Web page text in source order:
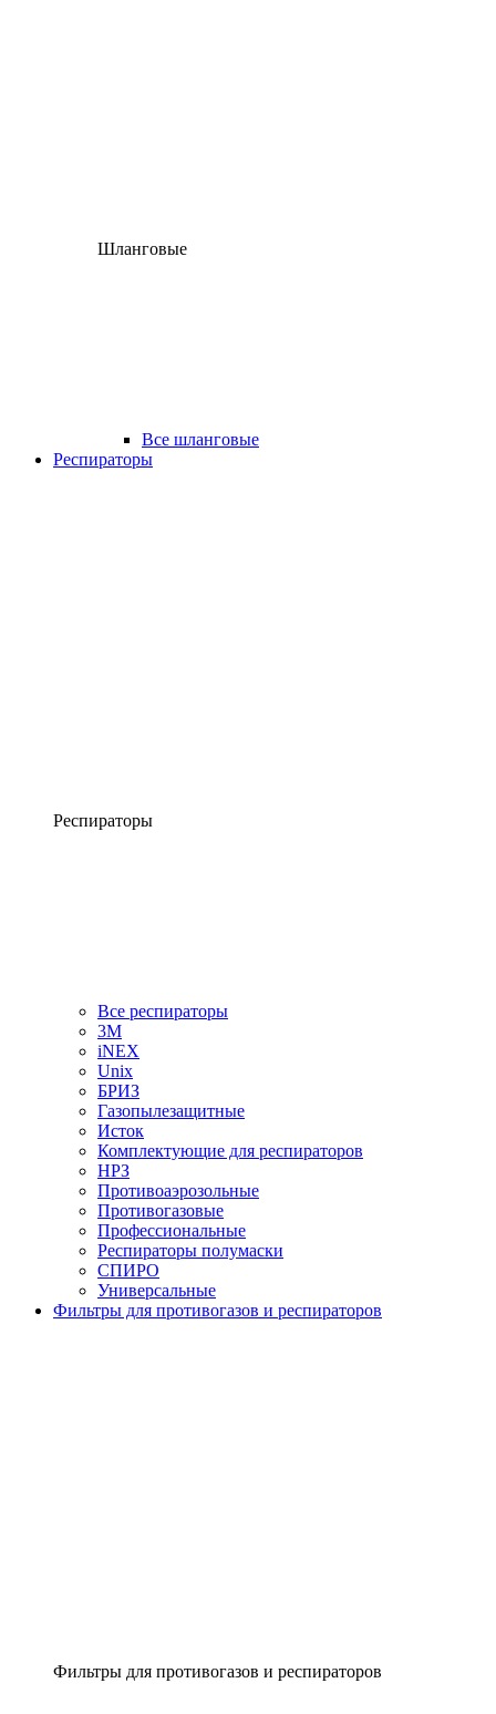
Шланговые
Все шланговые
Респираторы
Респираторы
Все респираторы
3М
iNEX
Unix
БРИЗ
Газопылезащитные
Исток
Комплектующие для респираторов
НРЗ
Противоаэрозольные
Противогазовые
Профессиональные
Респираторы полумаски
СПИРО
Универсальные
Фильтры для противогазов и респираторов
Фильтры для противогазов и респираторов